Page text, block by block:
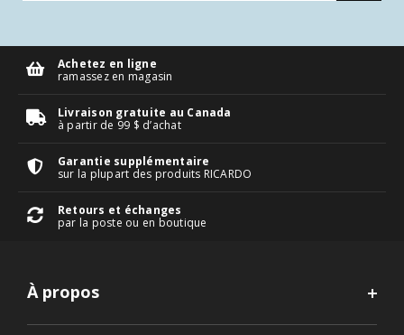
Achetez en ligne
ramassez en magasin
Livraison gratuite au Canada
à partir de 99 $ d’achat
Garantie supplémentaire
sur la plupart des produits RICARDO
Retours et échanges
par la poste ou en boutique
À propos